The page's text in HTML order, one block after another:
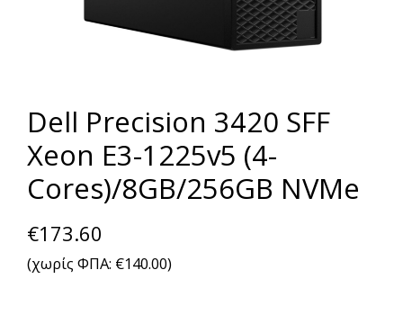
Dell Precision 3420 SFF
Xeon E3-1225v5 (4-
Cores)/8GB/256GB NVMe
€173.60
(χωρίς ΦΠΑ: €140.00)